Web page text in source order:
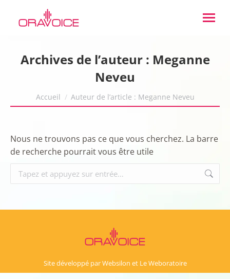
Archives de l’auteur : Meganne
Neveu
Vous êtes ici :
Accueil Auteur de l’article : Meganne Neveu
Nous ne trouvons pas ce que vous cherchez. La barre
de recherche pourrait vous être utile
Recherche
Site développé parWebsilon et Le Weboratoire